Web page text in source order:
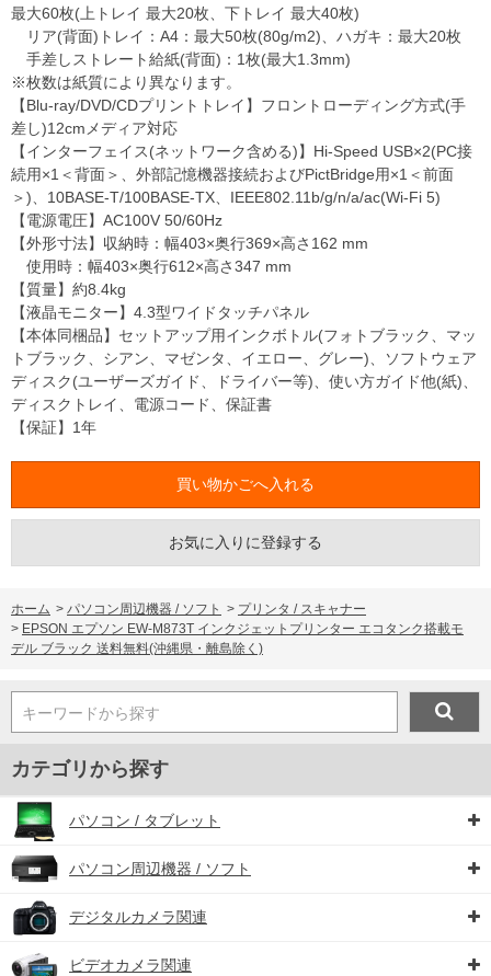
最大60枚(上トレイ 最大20枚、下トレイ 最大40枚)
リア(背面)トレイ：A4：最大50枚(80g/m2)、ハガキ：最大20枚
手差しストレート給紙(背面)：1枚(最大1.3mm)
※枚数は紙質により異なります。
【Blu-ray/DVD/CDプリントトレイ】フロントローディング方式(手
差し)12cmメディア対応
【インターフェイス(ネットワーク含める)】Hi-Speed USB×2(PC接
続用×1＜背面＞、外部記憶機器接続およびPictBridge用×1＜前面
＞)、10BASE-T/100BASE-TX、IEEE802.11b/g/n/a/ac(Wi-Fi 5)
【電源電圧】AC100V 50/60Hz
【外形寸法】収納時：幅403×奥行369×高さ162 mm
使用時：幅403×奥行612×高さ347 mm
【質量】約8.4kg
【液晶モニター】4.3型ワイドタッチパネル
【本体同梱品】セットアップ用インクボトル(フォトブラック、マッ
トブラック、シアン、マゼンタ、イエロー、グレー)、ソフトウェア
ディスク(ユーザーズガイド、ドライバー等)、使い方ガイド他(紙)、
ディスクトレイ、電源コード、保証書
【保証】1年
お気に入りに登録する
ホーム > パソコン周辺機器 / ソフト > プリンタ / スキャナー
> EPSON エプソン EW-M873T インクジェットプリンター エコタンク搭載モ
デル ブラック 送料無料(沖縄県・離島除く)
キーワードから探す
カテゴリから探す
パソコン / タブレット
パソコン周辺機器 / ソフト
デジタルカメラ関連
ビデオカメラ関連